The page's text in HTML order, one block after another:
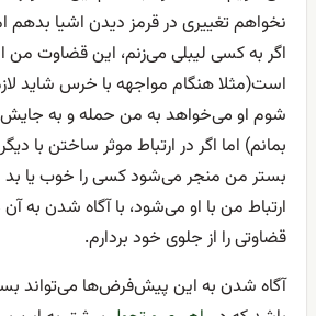
نخواهم تغییری در قرمز دیدن اشیا بدهم
اگر به کسی لیبلی می‌زنم، این قضاوت من
است(مثلا هنگام مواجهه با خرس شاید
شوم او می‌خواهد به من حمله و به جایش
بمانم) اما اگر در ارتباط موثر ساختن با
بستر من منجر می‌شود کسی را خوب یا بد
ارتباط من با او می‌شود، با آگاه شدن به
قضاوتی را از جلوی خود بردارم.
آگاه شدن به این پیش‌فرض‌ها می‌تواند